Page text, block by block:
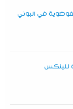
في البوني
للينكس